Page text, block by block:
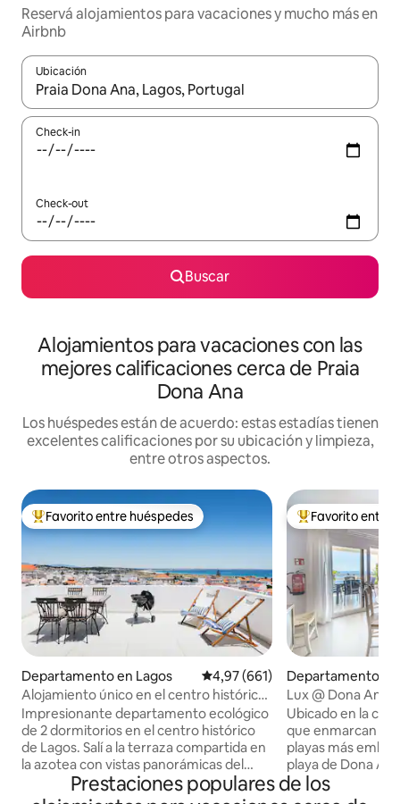
Reservá alojamientos para vacaciones y mucho más en
Airbnb
Ubicación
Cuando los resultados estén disponibles, navegá con las
Check-in
Check-out
Buscar
Alojamientos para vacaciones con las
mejores calificaciones cerca de Praia
Dona Ana
Los huéspedes están de acuerdo: estas estadías tienen
excelentes calificaciones por su ubicación y limpieza,
entre otros aspectos.
Favorito entre los huéspedes más destacados
Favorito entre huéspedes
Departamento en Lagos Calificación promedio: 4,97 de
4,97 (661)
Alojamiento único en el centro histórico
- Terraza en la azotea
Impresionante departamento ecológico
de 2 dormitorios en el centro histórico
de Lagos. Salí a la terraza compartida en
la azotea con vistas panorámicas del
casco antiguo, la sierra de Monchique y
la playa de Meia Praia, perfecta para
Favorito entre
Favorito entre
Departamento en
Lux @ Dona Ana
completas al
Ubicado en la
que enmarcan y
playas más
playa de Dona
cuenta con una
playa y la
Prestaciones populares de los